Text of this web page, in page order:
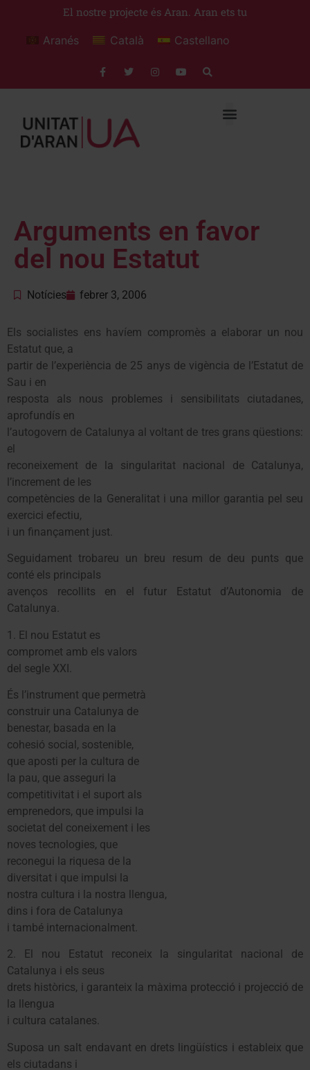
El nostre projecte és Aran. Aran ets tu
Aranés Català Castellano
Arguments en favor
del nou Estatut
Notícies febrer 3, 2006
Els socialistes ens havíem compromès a elaborar un nou
Estatut que, a
partir de l’experiència de 25 anys de vigència de l’Estatut de
Sau i en
resposta als nous problemes i sensibilitats ciutadanes,
aprofundís en
l’autogovern de Catalunya al voltant de tres grans qüestions:
el
reconeixement de la singularitat nacional de Catalunya,
l’increment de les
competències de la Generalitat i una millor garantia pel seu
exercici efectiu,
i un finançament just.
Seguidament trobareu un breu resum de deu punts que
conté els principals
avenços recollits en el futur Estatut d’Autonomia de
Catalunya.
1. El nou Estatut es
compromet amb els valors
del segle XXI.
És l’instrument que permetrà
construir una Catalunya de
benestar, basada en la
cohesió social, sostenible,
que aposti per la cultura de
la pau, que asseguri la
competitivitat i el suport als
emprenedors, que impulsi la
societat del coneixement i les
noves tecnologies, que
reconegui la riquesa de la
diversitat i que impulsi la
nostra cultura i la nostra llengua,
dins i fora de Catalunya
i també internacionalment.
2. El nou Estatut reconeix la singularitat nacional de
Catalunya i els seus
drets històrics, i garanteix la màxima protecció i projecció de
la llengua
i cultura catalanes.
Suposa un salt endavant en drets lingüístics i estableix que
els ciutadans i